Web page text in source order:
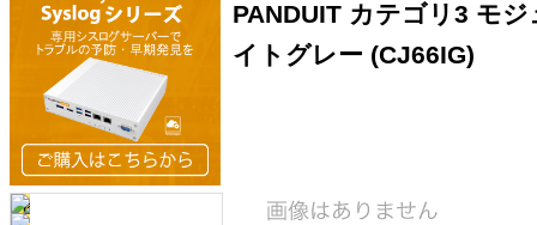
PANDUIT カテゴリ3 モ
イトグレー (CJ66IG)